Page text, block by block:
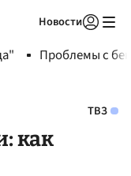
Новости
Проблемы с
ТВЗ
как